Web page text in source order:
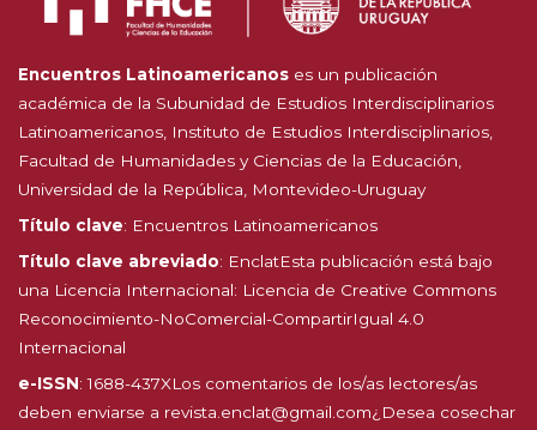
Encuentros Latinoamericanos es un publicación
académica de la Subunidad de Estudios Interdisciplinarios
Latinoamericanos, Instituto de Estudios Interdisciplinarios,
Facultad de Humanidades y Ciencias de la Educación,
Universidad de la República, Montevideo-Uruguay
Título clave: Encuentros Latinoamericanos
Título clave abreviado: EnclatEsta publicación está bajo
una Licencia Internacional: Licencia de Creative Commons
Reconocimiento-NoComercial-CompartirIgual 4.0
Internacional
e-ISSN: 1688-437XLos comentarios de los/as lectores/as
deben enviarse a revista.enclat@gmail.com¿Desea cosechar